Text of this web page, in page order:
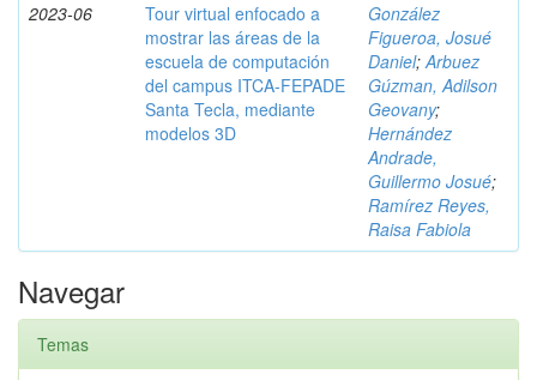
2023-06
Tour virtual enfocado a
mostrar las áreas de la
escuela de computación
del campus ITCA-FEPADE
Santa Tecla, mediante
modelos 3D
González
Figueroa, Josué
Daniel;Arbuez
Gúzman, Adilson
Geovany;
Hernández
Andrade,
Guillermo Josué;
Ramírez Reyes,
Raisa Fabiola
Navegar
Temas